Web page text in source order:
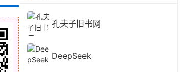
孔夫子旧书网
DeepSeek